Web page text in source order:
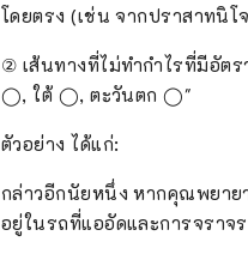
โดยตรง (เช่น จากปราสาทนิโ
② เส้นทางที่ไม่ทำกำไรที่มีอัต
◯, ใต้ ◯, ตะวันตก ◯"
ตัวอย่าง ได้แก่:
กล่าวอีกนัยหนึ่ง หากคุณพยาย
อยู่ในรถที่แออัดและการจรา